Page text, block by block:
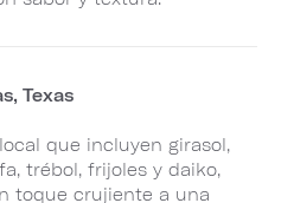
Texas
que incluyen girasol,
trébol, frijoles y daiko,
toque crujiente a una